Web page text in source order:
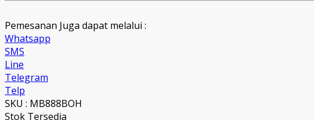
Pemesanan Juga dapat melalui :
Whatsapp
SMS
Line
Telegram
Telp
SKU : MB888BOH
Stok Tersedia